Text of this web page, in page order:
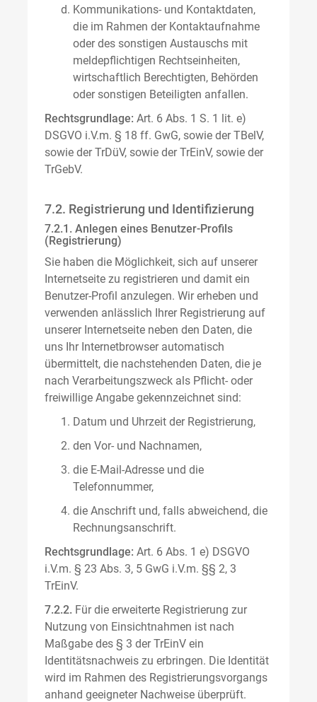
Kommunikations- und Kontaktdaten,
die im Rahmen der Kontaktaufnahme
oder des sonstigen Austauschs mit
meldepflichtigen Rechtseinheiten,
wirtschaftlich Berechtigten, Behörden
oder sonstigen Beteiligten anfallen.
Rechtsgrundlage: Art. 6 Abs. 1 S. 1 lit. e)
DSGVO i.V.m. § 18 ff. GwG, sowie der TBelV,
sowie der TrDüV, sowie der TrEinV, sowie der
TrGebV.
7.2. Registrierung und Identifizierung
7.2.1. Anlegen eines Benutzer-Profils
(Registrierung)
Sie haben die Möglichkeit, sich auf unserer
Internetseite zu registrieren und damit ein
Benutzer-Profil anzulegen. Wir erheben und
verwenden anlässlich Ihrer Registrierung auf
unserer Internetseite neben den Daten, die
uns Ihr Internetbrowser automatisch
übermittelt, die nachstehenden Daten, die je
nach Verarbeitungszweck als Pflicht- oder
freiwillige Angabe gekennzeichnet sind:
Datum und Uhrzeit der Registrierung,
den Vor- und Nachnamen,
die E-Mail-Adresse und die
Telefonnummer,
die Anschrift und, falls abweichend, die
Rechnungsanschrift.
Rechtsgrundlage: Art. 6 Abs. 1 e) DSGVO
i.V.m. § 23 Abs. 3, 5 GwG i.V.m. §§ 2, 3
TrEinV.
7.2.2. Für die erweiterte Registrierung zur
Nutzung von Einsichtnahmen ist nach
Maßgabe des § 3 der TrEinV ein
Identitätsnachweis zu erbringen. Die Identität
wird im Rahmen des Registrierungsvorgangs
anhand geeigneter Nachweise überprüft.